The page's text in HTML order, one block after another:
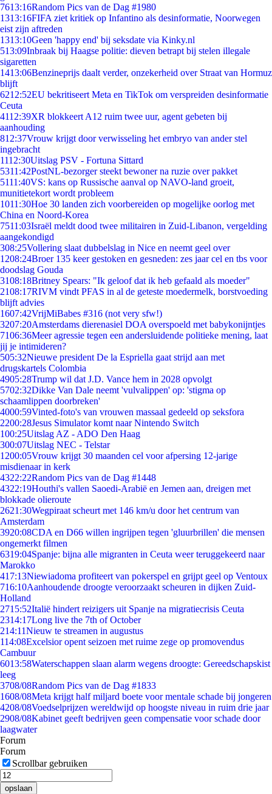
7613:16Random Pics van de Dag #1980
1313:16FIFA ziet kritiek op Infantino als desinformatie, Noorwegen
eist zijn aftreden
1313:10Geen 'happy end' bij seksdate via Kinky.nl
513:09Inbraak bij Haagse politie: dieven betrapt bij stelen illegale
sigaretten
1413:06Benzineprijs daalt verder, onzekerheid over Straat van Hormuz
blijft
6212:52EU bekritiseert Meta en TikTok om verspreiden desinformatie
Ceuta
4112:39XR blokkeert A12 ruim twee uur, agent gebeten bij
aanhouding
812:37Vrouw krijgt door verwisseling het embryo van ander stel
ingebracht
1112:30Uitslag PSV - Fortuna Sittard
5311:42PostNL-bezorger steekt bewoner na ruzie over pakket
5111:40VS: kans op Russische aanval op NAVO-land groeit,
munitietekort wordt probleem
1011:30Hoe 30 landen zich voorbereiden op mogelijke oorlog met
China en Noord-Korea
7511:03Israël meldt dood twee militairen in Zuid-Libanon, vergelding
aangekondigd
308:25Vollering slaat dubbelslag in Nice en neemt geel over
1208:24Broer 135 keer gestoken en gesneden: zes jaar cel en tbs voor
doodslag Gouda
3108:18Britney Spears: "Ik geloof dat ik heb gefaald als moeder"
2108:17RIVM vindt PFAS in al de geteste moedermelk, borstvoeding
blijft advies
1607:42VrijMiBabes #316 (not very sfw!)
3207:20Amsterdams dierenasiel DOA overspoeld met babykonijntjes
7106:36Meer agressie tegen een andersluidende politieke mening, laat
jij je intimideren?
505:32Nieuwe president De la Espriella gaat strijd aan met
drugskartels Colombia
4905:28Trump wil dat J.D. Vance hem in 2028 opvolgt
5702:32Dikke Van Dale neemt 'vulvalippen' op: 'stigma op
schaamlippen doorbreken'
4000:59Vinted-foto's van vrouwen massaal gedeeld op seksfora
2200:28Jesus Simulator komt naar Nintendo Switch
100:25Uitslag AZ - ADO Den Haag
300:07Uitslag NEC - Telstar
1200:05Vrouw krijgt 30 maanden cel voor afpersing 12-jarige
misdienaar in kerk
4322:22Random Pics van de Dag #1448
4322:19Houthi's vallen Saoedi-Arabië en Jemen aan, dreigen met
blokkade olieroute
2621:30Wegpiraat scheurt met 146 km/u door het centrum van
Amsterdam
3920:08CDA en D66 willen ingrijpen tegen 'gluurbrillen' die mensen
ongemerkt filmen
6319:04Spanje: bijna alle migranten in Ceuta weer teruggekeerd naar
Marokko
417:13Niewiadoma profiteert van pokerspel en grijpt geel op Ventoux
716:10Aanhoudende droogte veroorzaakt scheuren in dijken Zuid-
Holland
2715:52Italië hindert reizigers uit Spanje na migratiecrisis Ceuta
2314:17Long live the 7th of October
214:11Nieuw te streamen in augustus
114:08Excelsior opent seizoen met ruime zege op promovendus
Cambuur
6013:58Waterschappen slaan alarm wegens droogte: Gereedschapskist
leeg
3708/08Random Pics van de Dag #1833
1608/08Meta krijgt half miljard boete voor mentale schade bij jongeren
4208/08Voedselprijzen wereldwijd op hoogste niveau in ruim drie jaar
2908/08Kabinet geeft bedrijven geen compensatie voor schade door
laagwater
Forum
Forum
Scrollbar gebruiken
opslaan